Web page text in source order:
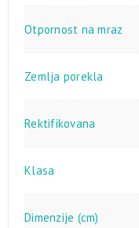
Otpornost na mraz
Zemlja porekla
Rektifikovana
Klasa
Dimenzije (cm)